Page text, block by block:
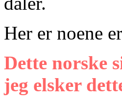
Her er noene
Dette norske
jeg elsker